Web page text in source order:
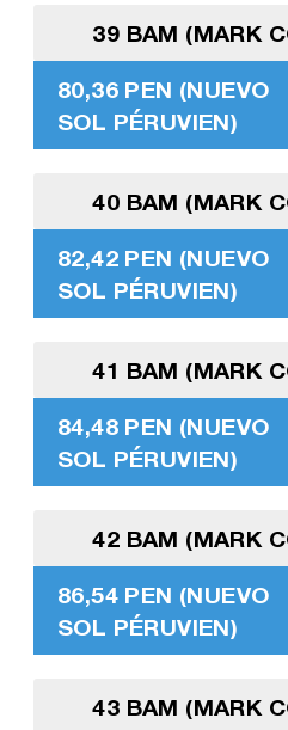
39 BAM (MARK
80,36 PEN (NUEVO
SOL PÉRUVIEN)
40 BAM (MARK
82,42 PEN (NUEVO
SOL PÉRUVIEN)
41 BAM (MARK
84,48 PEN (NUEVO
SOL PÉRUVIEN)
42 BAM (MARK
86,54 PEN (NUEVO
SOL PÉRUVIEN)
43 BAM (MARK